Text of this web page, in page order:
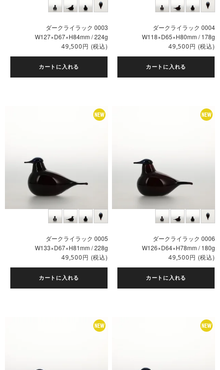
ダークライラック 0003
W127×D67×H84mm / 224g
49,500円 (税込)
カートに入れる
ダークライラック 0004
W118×D65×H80mm / 178g
49,500円 (税込)
カートに入れる
ダークライラック 0005
W133×D67×H81mm / 228g
49,500円 (税込)
カートに入れる
ダークライラック 0006
W126×D64×H78mm / 180g
49,500円 (税込)
カートに入れる